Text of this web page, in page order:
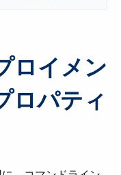
ロイメン
ロパティ